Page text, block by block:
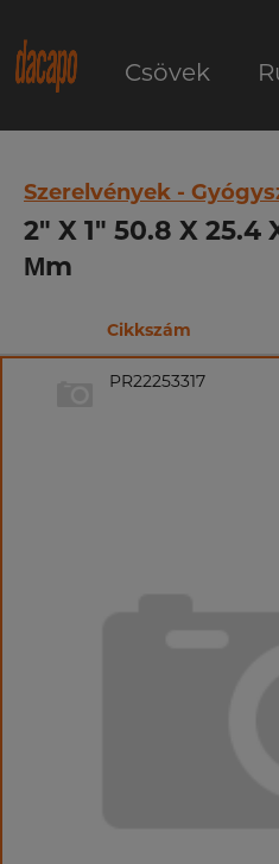
Csövek
Szerelvények -
2" X 1" 50.8 X 25.4
Μm
Cikkszám
PR22253317